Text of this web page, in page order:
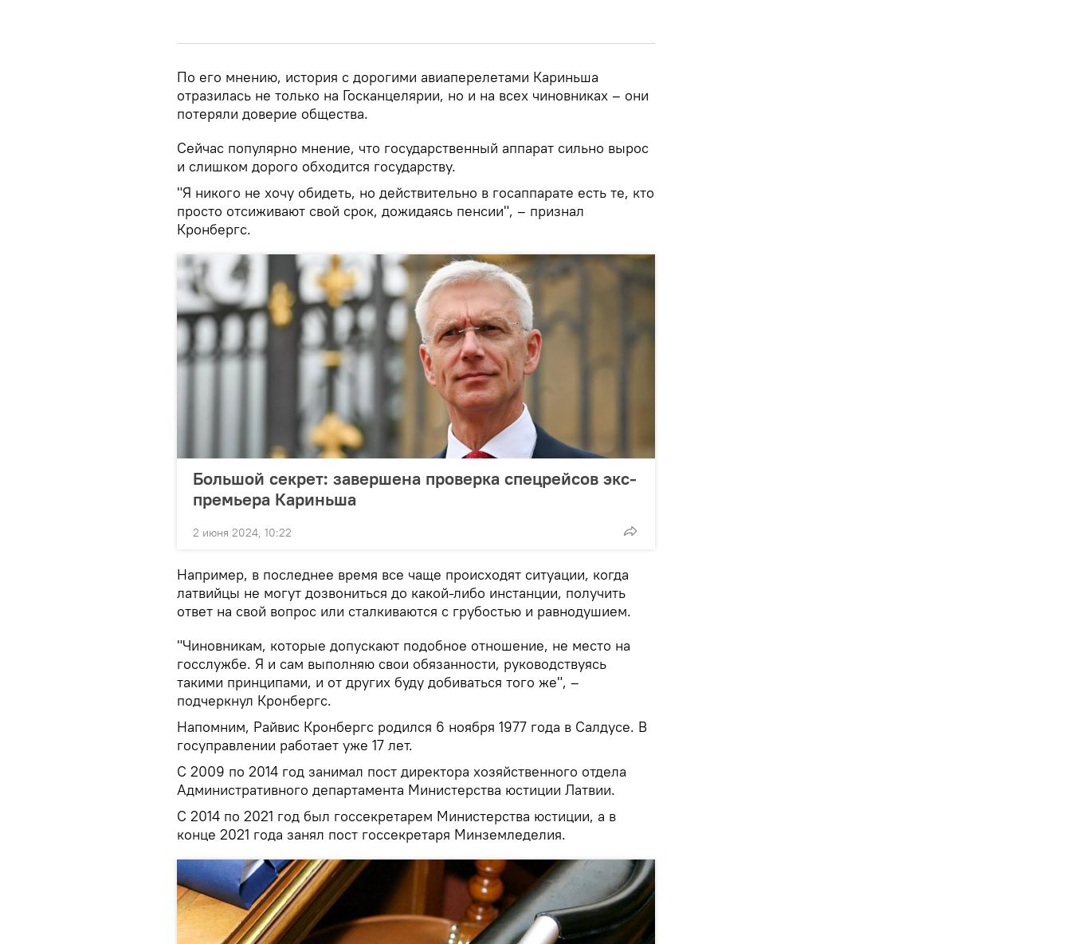
По его мнению, история с дорогими авиаперелетами Кариньша
отразилась не только на Госканцелярии, но и на всех чиновниках – они
потеряли доверие общества.
Сейчас популярно мнение, что государственный аппарат сильно вырос
и слишком дорого обходится государству.
"Я никого не хочу обидеть, но действительно в госаппарате есть те, кто
просто отсиживают свой срок, дожидаясь пенсии", – признал
Кронбергс.
Большой секрет: завершена проверка спецрейсов экс-
премьера Кариньша
2 июня 2024, 10:22
Например, в последнее время все чаще происходят ситуации, когда
латвийцы не могут дозвониться до какой-либо инстанции, получить
ответ на свой вопрос или сталкиваются с грубостью и равнодушием.
"Чиновникам, которые допускают подобное отношение, не место на
госслужбе. Я и сам выполняю свои обязанности, руководствуясь
такими принципами, и от других буду добиваться того же", –
подчеркнул Кронбергс.
Напомним, Райвис Кронбергс родился 6 ноября 1977 года в Салдусе. В
госуправлении работает уже 17 лет.
С 2009 по 2014 год занимал пост директора хозяйственного отдела
Административного департамента Министерства юстиции Латвии.
С 2014 по 2021 год был госсекретарем Министерства юстиции, а в
конце 2021 года занял пост госсекретаря Минземледелия.